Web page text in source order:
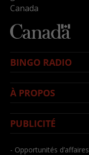
Canada
BINGO RADIO
À PROPOS
PUBLICITÉ
- Opportunités d’affaires